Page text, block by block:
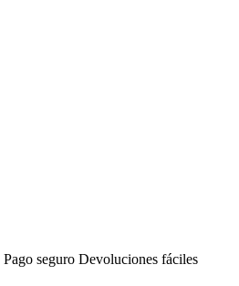
Pago seguro Devoluciones fáciles